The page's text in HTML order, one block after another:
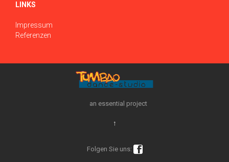
LINKS
Impressum
Referenzen
an essential project
↑
Folgen Sie uns: 